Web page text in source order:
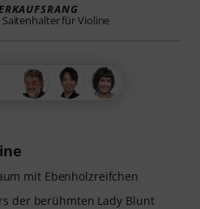
mit Ebenholzreifchen
der berühmten Lady Blunt
Saitenhalter für Violine